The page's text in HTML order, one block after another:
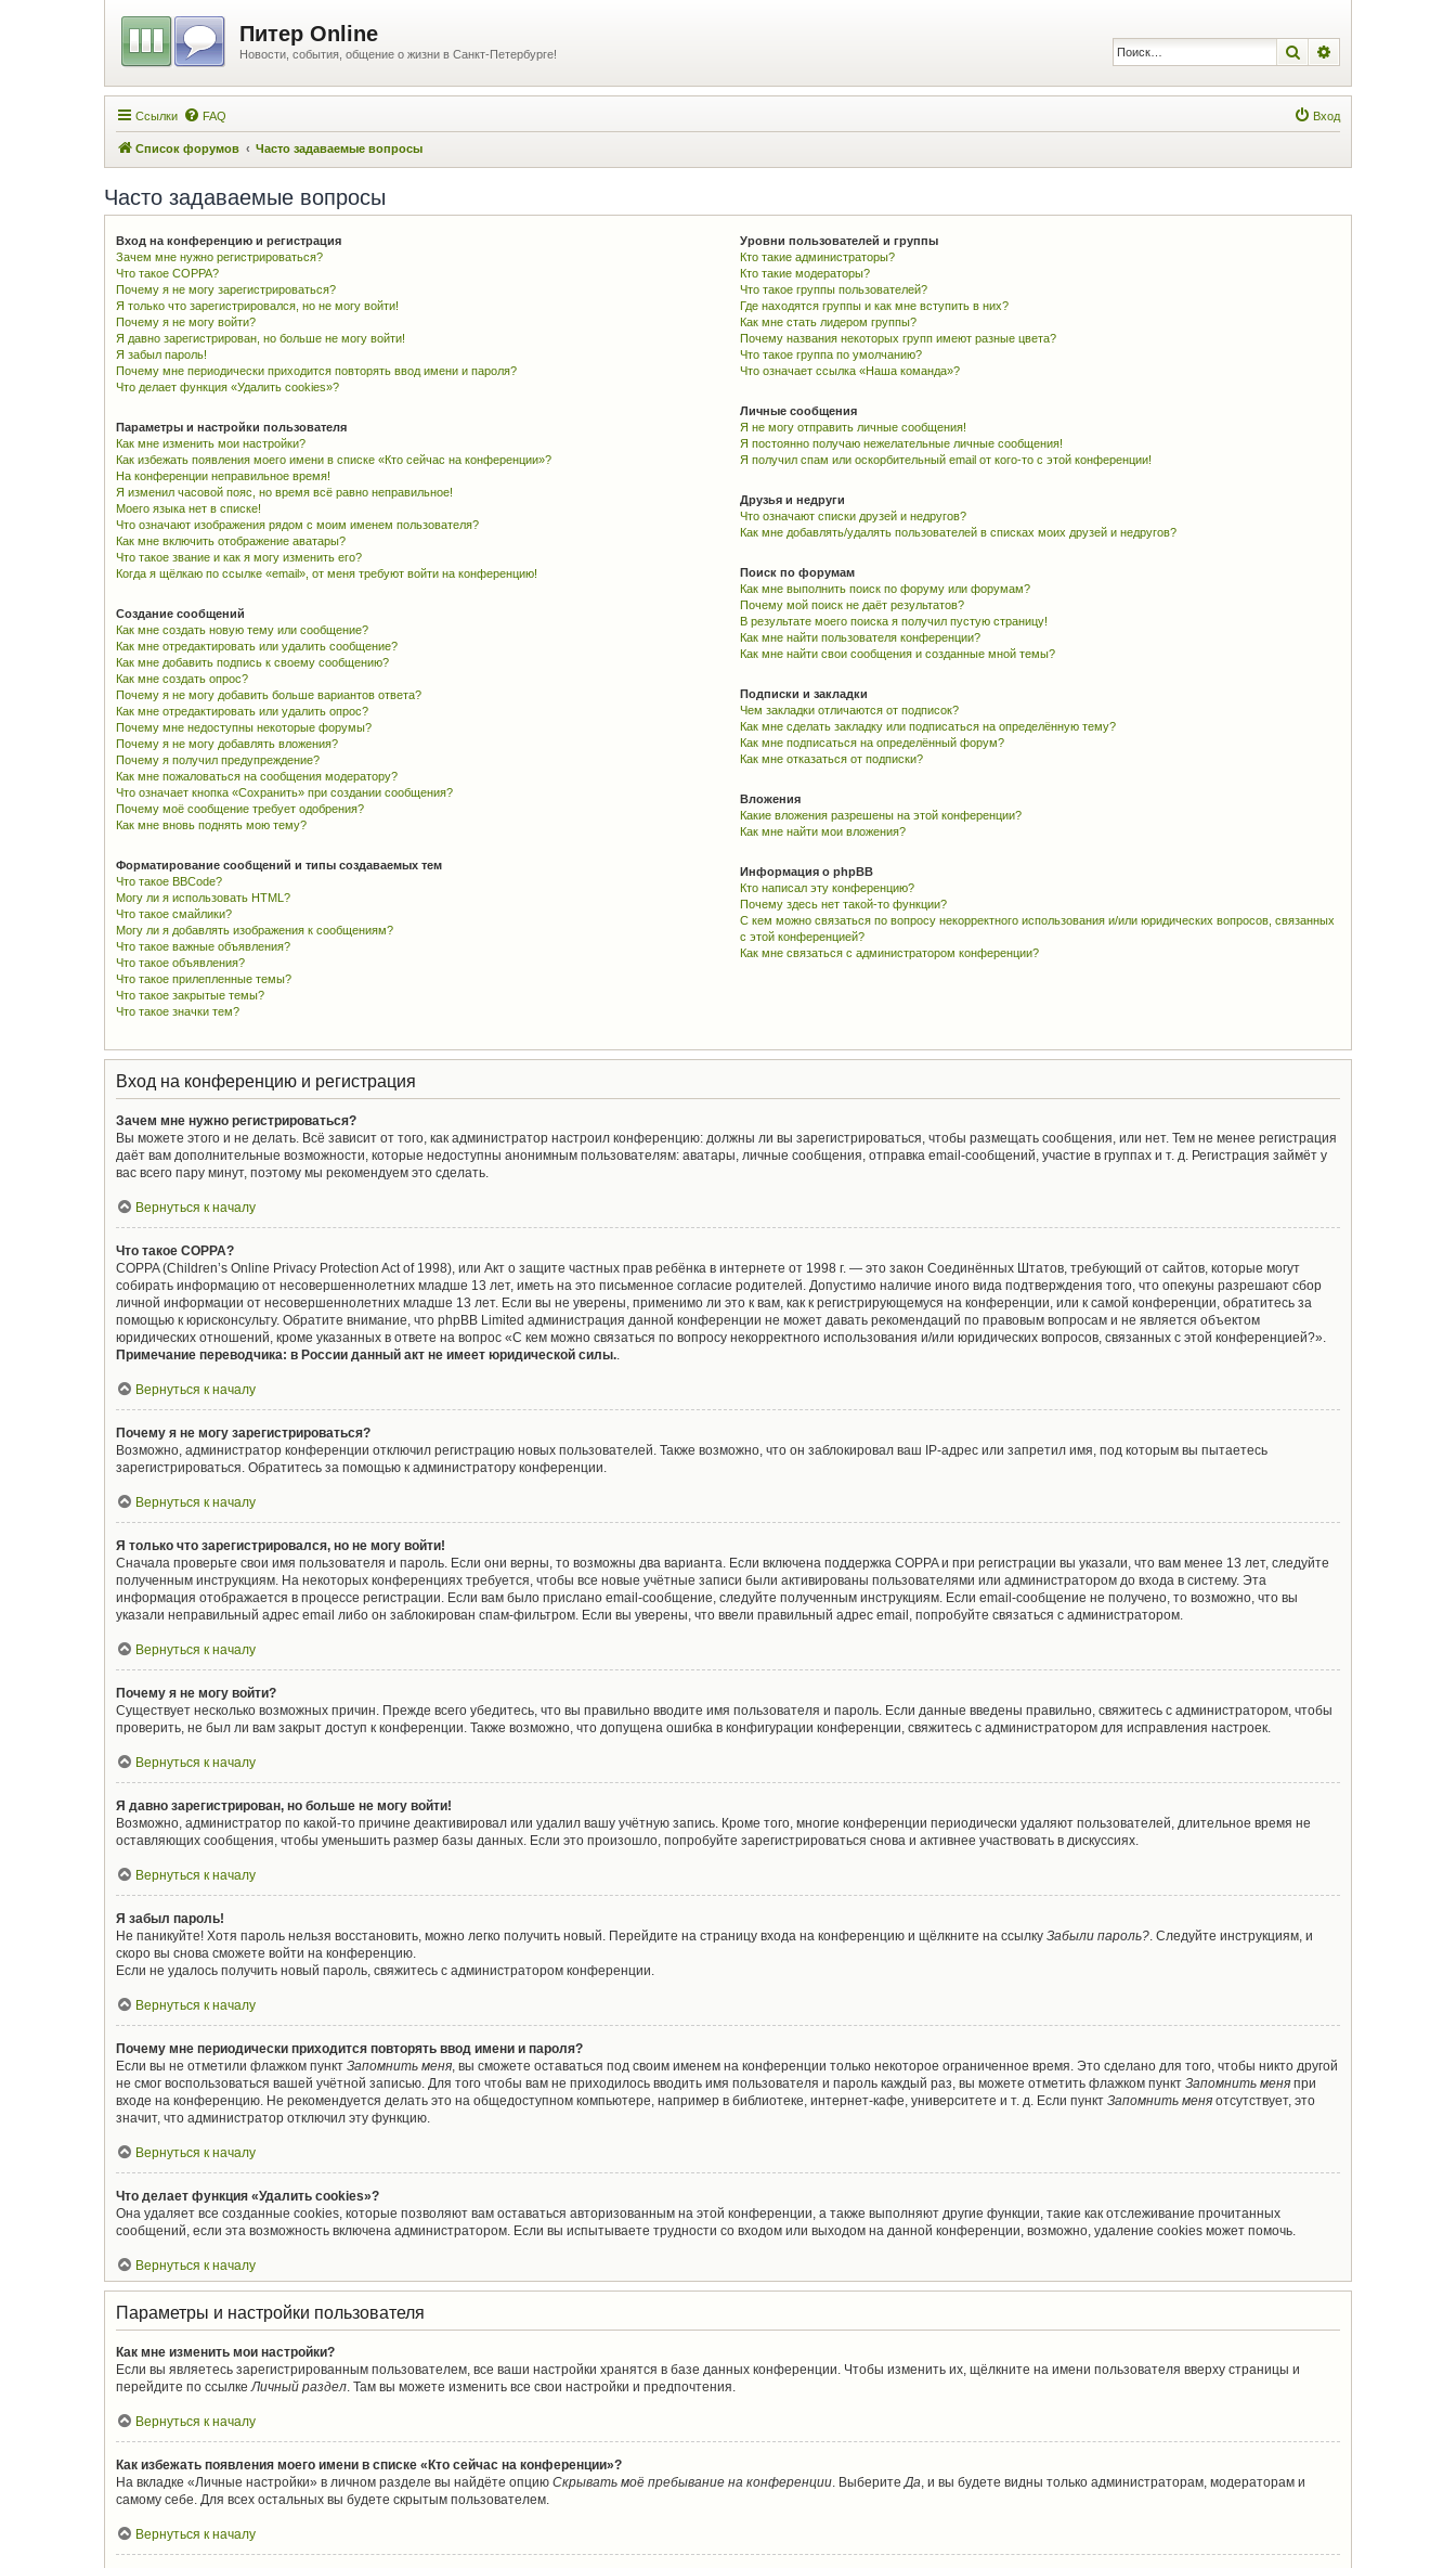
Питер Online
Новости, события, общение о жизни в Санкт-Петербурге! Поиск
Ссылки FAQ Вход
Список форумов Часто задаваемые вопросы
Часто задаваемые вопросы
Вход на конференцию и регистрация
Зачем мне нужно регистрироваться?
Что такое COPPA?
Почему я не могу зарегистрироваться?
Я только что зарегистрировался, но не могу войти!
Почему я не могу войти?
Я давно зарегистрирован, но больше не могу войти!
Я забыл пароль!
Почему мне периодически приходится повторять ввод имени и пароля?
Что делает функция «Удалить cookies»?
Параметры и настройки пользователя
Как мне изменить мои настройки?
Как избежать появления моего имени в списке «Кто сейчас на конференции»?
На конференции неправильное время!
Я изменил часовой пояс, но время всё равно неправильное!
Моего языка нет в списке!
Что означают изображения рядом с моим именем пользователя?
Как мне включить отображение аватары?
Что такое звание и как я могу изменить его?
Когда я щёлкаю по ссылке «email», от меня требуют войти на конференцию!
Создание сообщений
Как мне создать новую тему или сообщение?
Как мне отредактировать или удалить сообщение?
Как мне добавить подпись к своему сообщению?
Как мне создать опрос?
Почему я не могу добавить больше вариантов ответа?
Как мне отредактировать или удалить опрос?
Почему мне недоступны некоторые форумы?
Почему я не могу добавлять вложения?
Почему я получил предупреждение?
Как мне пожаловаться на сообщения модератору?
Что означает кнопка «Сохранить» при создании сообщения?
Почему моё сообщение требует одобрения?
Как мне вновь поднять мою тему?
Форматирование сообщений и типы создаваемых тем
Что такое BBCode?
Могу ли я использовать HTML?
Что такое смайлики?
Могу ли я добавлять изображения к сообщениям?
Что такое важные объявления?
Что такое объявления?
Что такое прилепленные темы?
Что такое закрытые темы?
Что такое значки тем?
Уровни пользователей и группы
Кто такие администраторы?
Кто такие модераторы?
Что такое группы пользователей?
Где находятся группы и как мне вступить в них?
Как мне стать лидером группы?
Почему названия некоторых групп имеют разные цвета?
Что такое группа по умолчанию?
Что означает ссылка «Наша команда»?
Личные сообщения
Я не могу отправить личные сообщения!
Я постоянно получаю нежелательные личные сообщения!
Я получил спам или оскорбительный email от кого-то с этой конференции!
Друзья и недруги
Что означают списки друзей и недругов?
Как мне добавлять/удалять пользователей в списках моих друзей и недругов?
Поиск по форумам
Как мне выполнить поиск по форуму или форумам?
Почему мой поиск не даёт результатов?
В результате моего поиска я получил пустую страницу!
Как мне найти пользователя конференции?
Как мне найти свои сообщения и созданные мной темы?
Подписки и закладки
Чем закладки отличаются от подписок?
Как мне сделать закладку или подписаться на определённую тему?
Как мне подписаться на определённый форум?
Как мне отказаться от подписки?
Вложения
Какие вложения разрешены на этой конференции?
Как мне найти мои вложения?
Информация о phpBB
Кто написал эту конференцию?
Почему здесь нет такой-то функции?
С кем можно связаться по вопросу некорректного использования и/или юридических вопросов, связанных
с этой конференцией?
Как мне связаться с администратором конференции?
Вход на конференцию и регистрация
Зачем мне нужно регистрироваться?
Вы можете этого и не делать. Всё зависит от того, как администратор настроил конференцию: должны ли вы зарегистрироваться, чтобы размещать сообщения, или нет. Тем не менее регистрация
даёт вам дополнительные возможности, которые недоступны анонимным пользователям: аватары, личные сообщения, отправка email-сообщений, участие в группах и т. д. Регистрация займёт у
вас всего пару минут, поэтому мы рекомендуем это сделать.
Вернуться к началу
Что такое COPPA?
COPPA (Children’s Online Privacy Protection Act of 1998), или Акт о защите частных прав ребёнка в интернете от 1998 г. — это закон Соединённых Штатов, требующий от сайтов, которые могут
собирать информацию от несовершеннолетних младше 13 лет, иметь на это письменное согласие родителей. Допустимо наличие иного вида подтверждения того, что опекуны разрешают сбор
личной информации от несовершеннолетних младше 13 лет. Если вы не уверены, применимо ли это к вам, как к регистрирующемуся на конференции, или к самой конференции, обратитесь за
помощью к юрисконсульту. Обратите внимание, что phpBB Limited администрация данной конференции не может давать рекомендаций по правовым вопросам и не является объектом
юридических отношений, кроме указанных в ответе на вопрос «С кем можно связаться по вопросу некорректного использования и/или юридических вопросов, связанных с этой конференцией?».
Примечание переводчика: в России данный акт не имеет юридической силы.
Вернуться к началу
Почему я не могу зарегистрироваться?
Возможно, администратор конференции отключил регистрацию новых пользователей. Также возможно, что он заблокировал ваш IP-адрес или запретил имя, под которым вы пытаетесь
зарегистрироваться. Обратитесь за помощью к администратору конференции.
Вернуться к началу
Я только что зарегистрировался, но не могу войти!
Сначала проверьте свои имя пользователя и пароль. Если они верны, то возможны два варианта. Если включена поддержка COPPA и при регистрации вы указали, что вам менее 13 лет, следуйте
полученным инструкциям. На некоторых конференциях требуется, чтобы все новые учётные записи были активированы пользователями или администратором до входа в систему. Эта
информация отображается в процессе регистрации. Если вам было прислано email-сообщение, следуйте полученным инструкциям. Если email-сообщение не получено, то возможно, что вы
указали неправильный адрес email либо он заблокирован спам-фильтром. Если вы уверены, что ввели правильный адрес email, попробуйте связаться с администратором.
Вернуться к началу
Почему я не могу войти?
Существует несколько возможных причин. Прежде всего убедитесь, что вы правильно вводите имя пользователя и пароль. Если данные введены правильно, свяжитесь с администратором, чтобы
проверить, не был ли вам закрыт доступ к конференции. Также возможно, что допущена ошибка в конфигурации конференции, свяжитесь с администратором для исправления настроек.
Вернуться к началу
Я давно зарегистрирован, но больше не могу войти!
Возможно, администратор по какой-то причине деактивировал или удалил вашу учётную запись. Кроме того, многие конференции периодически удаляют пользователей, длительное время не
оставляющих сообщения, чтобы уменьшить размер базы данных. Если это произошло, попробуйте зарегистрироваться снова и активнее участвовать в дискуссиях.
Вернуться к началу
Я забыл пароль!
Не паникуйте! Хотя пароль нельзя восстановить, можно легко получить новый. Перейдите на страницу входа на конференцию и щёлкните на ссылку Забыли пароль? . Следуйте инструкциям, и
скоро вы снова сможете войти на конференцию.
Если не удалось получить новый пароль, свяжитесь с администратором конференции.
Вернуться к началу
Почему мне периодически приходится повторять ввод имени и пароля?
Если вы не отметили флажком пункт Запомнить меня , вы сможете оставаться под своим именем на конференции только некоторое ограниченное время. Это сделано для того, чтобы никто другой
не смог воспользоваться вашей учётной записью. Для того чтобы вам не приходилось вводить имя пользователя и пароль каждый раз, вы можете отметить флажком пункт Запомнить меня при
входе на конференцию. Не рекомендуется делать это на общедоступном компьютере, например в библиотеке, интернет-кафе, университете и т. д. Если пункт Запомнить меня отсутствует, это
значит, что администратор отключил эту функцию.
Вернуться к началу
Что делает функция «Удалить cookies»?
Она удаляет все созданные cookies, которые позволяют вам оставаться авторизованным на этой конференции, а также выполняют другие функции, такие как отслеживание прочитанных
сообщений, если эта возможность включена администратором. Если вы испытываете трудности со входом или выходом на данной конференции, возможно, удаление cookies может помочь.
Вернуться к началу
Параметры и настройки пользователя
Как мне изменить мои настройки?
Если вы являетесь зарегистрированным пользователем, все ваши настройки хранятся в базе данных конференции. Чтобы изменить их, щёлкните на имени пользователя вверху страницы и
перейдите по ссылке Личный раздел . Там вы можете изменить все свои настройки и предпочтения.
Вернуться к началу
Как избежать появления моего имени в списке «Кто сейчас на конференции»?
На вкладке «Личные настройки» в личном разделе вы найдёте опцию Скрывать моё пребывание на конференции . Выберите Да , и вы будете видны только администраторам, модераторам и
самому себе. Для всех остальных вы будете скрытым пользователем.
Вернуться к началу